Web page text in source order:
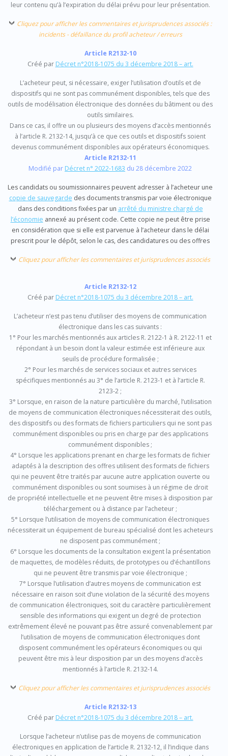
leur contenu qu’à l’expiration du délai prévu pour leur présentation.
Cliquez pour afficher les commentaires et jurisprudences associés :
incidents - défaillance du profil acheteur / erreurs
Article R2132-10
Créé par Décret n°2018-1075 du 3 décembre 2018 – art.
L’acheteur peut, si nécessaire, exiger l’utilisation d’outils et de
dispositifs qui ne sont pas communément disponibles, tels que des
outils de modélisation électronique des données du bâtiment ou des
outils similaires.
Dans ce cas, il offre un ou plusieurs des moyens d’accès mentionnés
à l’article R. 2132-14, jusqu’à ce que ces outils et dispositifs soient
devenus communément disponibles aux opérateurs économiques.
Article R2132-11
Modifié par Décret n° 2022-1683 du 28 décembre 2022
Les candidats ou soumissionnaires peuvent adresser à l’acheteur une
copie de sauvegarde des documents transmis par voie électronique
dans des conditions fixées par un arrêté du ministre chargé de
l’économie annexé au présent code. Cette copie ne peut être prise
en considération que si elle est parvenue à l’acheteur dans le délai
prescrit pour le dépôt, selon le cas, des candidatures ou des offres
Cliquez pour afficher les commentaires et jurisprudences associés
Article R2132-12
Créé par Décret n°2018-1075 du 3 décembre 2018 – art.
L’acheteur n’est pas tenu d’utiliser des moyens de communication
électronique dans les cas suivants :
1° Pour les marchés mentionnés aux articles R. 2122-1 à R. 2122-11 et
répondant à un besoin dont la valeur estimée est inférieure aux
seuils de procédure formalisée ;
2° Pour les marchés de services sociaux et autres services
spécifiques mentionnés au 3° de l’article R. 2123-1 et à l’article R.
2123-2 ;
3° Lorsque, en raison de la nature particulière du marché, l’utilisation
de moyens de communication électroniques nécessiterait des outils,
des dispositifs ou des formats de fichiers particuliers qui ne sont pas
communément disponibles ou pris en charge par des applications
communément disponibles ;
4° Lorsque les applications prenant en charge les formats de fichier
adaptés à la description des offres utilisent des formats de fichiers
qui ne peuvent être traités par aucune autre application ouverte ou
communément disponibles ou sont soumises à un régime de droit
de propriété intellectuelle et ne peuvent être mises à disposition par
téléchargement ou à distance par l’acheteur ;
5° Lorsque l’utilisation de moyens de communication électroniques
nécessiterait un équipement de bureau spécialisé dont les acheteurs
ne disposent pas communément ;
6° Lorsque les documents de la consultation exigent la présentation
de maquettes, de modèles réduits, de prototypes ou d’échantillons
qui ne peuvent être transmis par voie électronique ;
7° Lorsque l’utilisation d’autres moyens de communication est
nécessaire en raison soit d’une violation de la sécurité des moyens
de communication électroniques, soit du caractère particulièrement
sensible des informations qui exigent un degré de protection
extrêmement élevé ne pouvant pas être assuré convenablement par
l’utilisation de moyens de communication électroniques dont
disposent communément les opérateurs économiques ou qui
peuvent être mis à leur disposition par un des moyens d’accès
mentionnés à l’article R. 2132-14.
Cliquez pour afficher les commentaires et jurisprudences associés
Article R2132-13
Créé par Décret n°2018-1075 du 3 décembre 2018 – art.
Lorsque l’acheteur n’utilise pas de moyens de communication
électroniques en application de l’article R. 2132-12, il l’indique dans